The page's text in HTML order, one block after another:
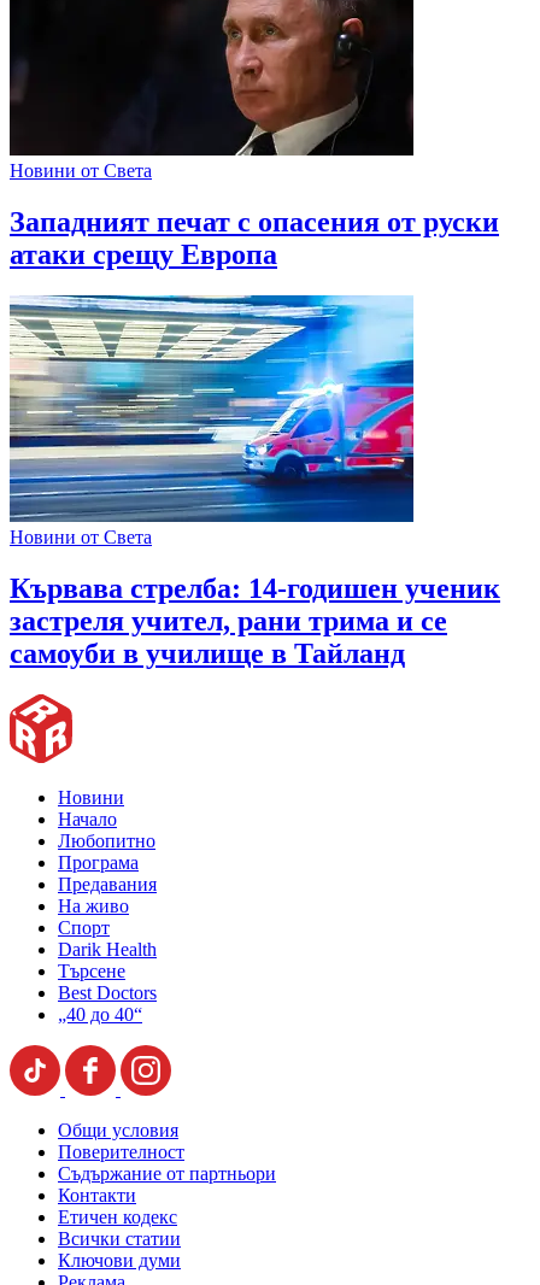
Новини от Света
Западният печат с опасения от руски
атаки срещу Европа
Новини от Света
Кървава стрелба: 14-годишен ученик
застреля учител, рани трима и се
самоуби в училище в Тайланд
Новини
Начало
Любопитно
Програма
Предавания
На живо
Спорт
Darik Health
Търсене
Best Doctors
„40 до 40“
Общи условия
Поверителност
Съдържание от партньори
Контакти
Етичен кодекс
Всички статии
Ключови думи